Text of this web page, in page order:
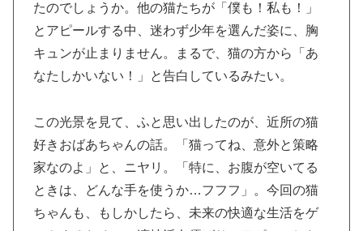
たのでしょうか。他の猫たちが「僕も！私も！」
とアピールする中、迷わず少年を選んだ姿に、胸
キュンが止まりません。まるで、猫の方から「あ
なたしかいない！」と告白しているみたい。
この光景を見て、ふと思い出したのが、近所の猫
好きおばあちゃんの話。「猫ってね、意外と策略
家なのよ」と、ニヤリ。「特に、お腹が空いてる
ときは、どんな手を使うか…フフフ」。今回の猫
ちゃんも、もしかしたら、未来の快適な生活をゲ